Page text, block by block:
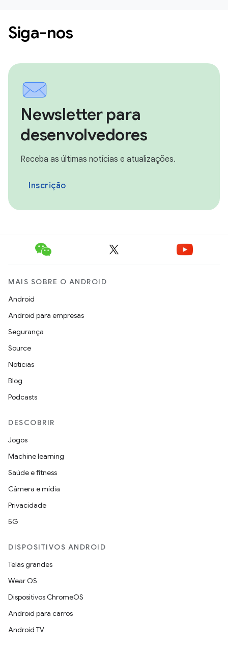
Siga-nos
Newsletter para
desenvolvedores
Receba as últimas notícias e atualizações.
Inscrição
MAIS SOBRE O ANDROID
Android
Android para empresas
Segurança
Source
Notícias
Blog
Podcasts
DESCOBRIR
Jogos
Machine learning
Saúde e fitness
Câmera e mídia
Privacidade
5G
DISPOSITIVOS ANDROID
Telas grandes
Wear OS
Dispositivos ChromeOS
Android para carros
Android TV